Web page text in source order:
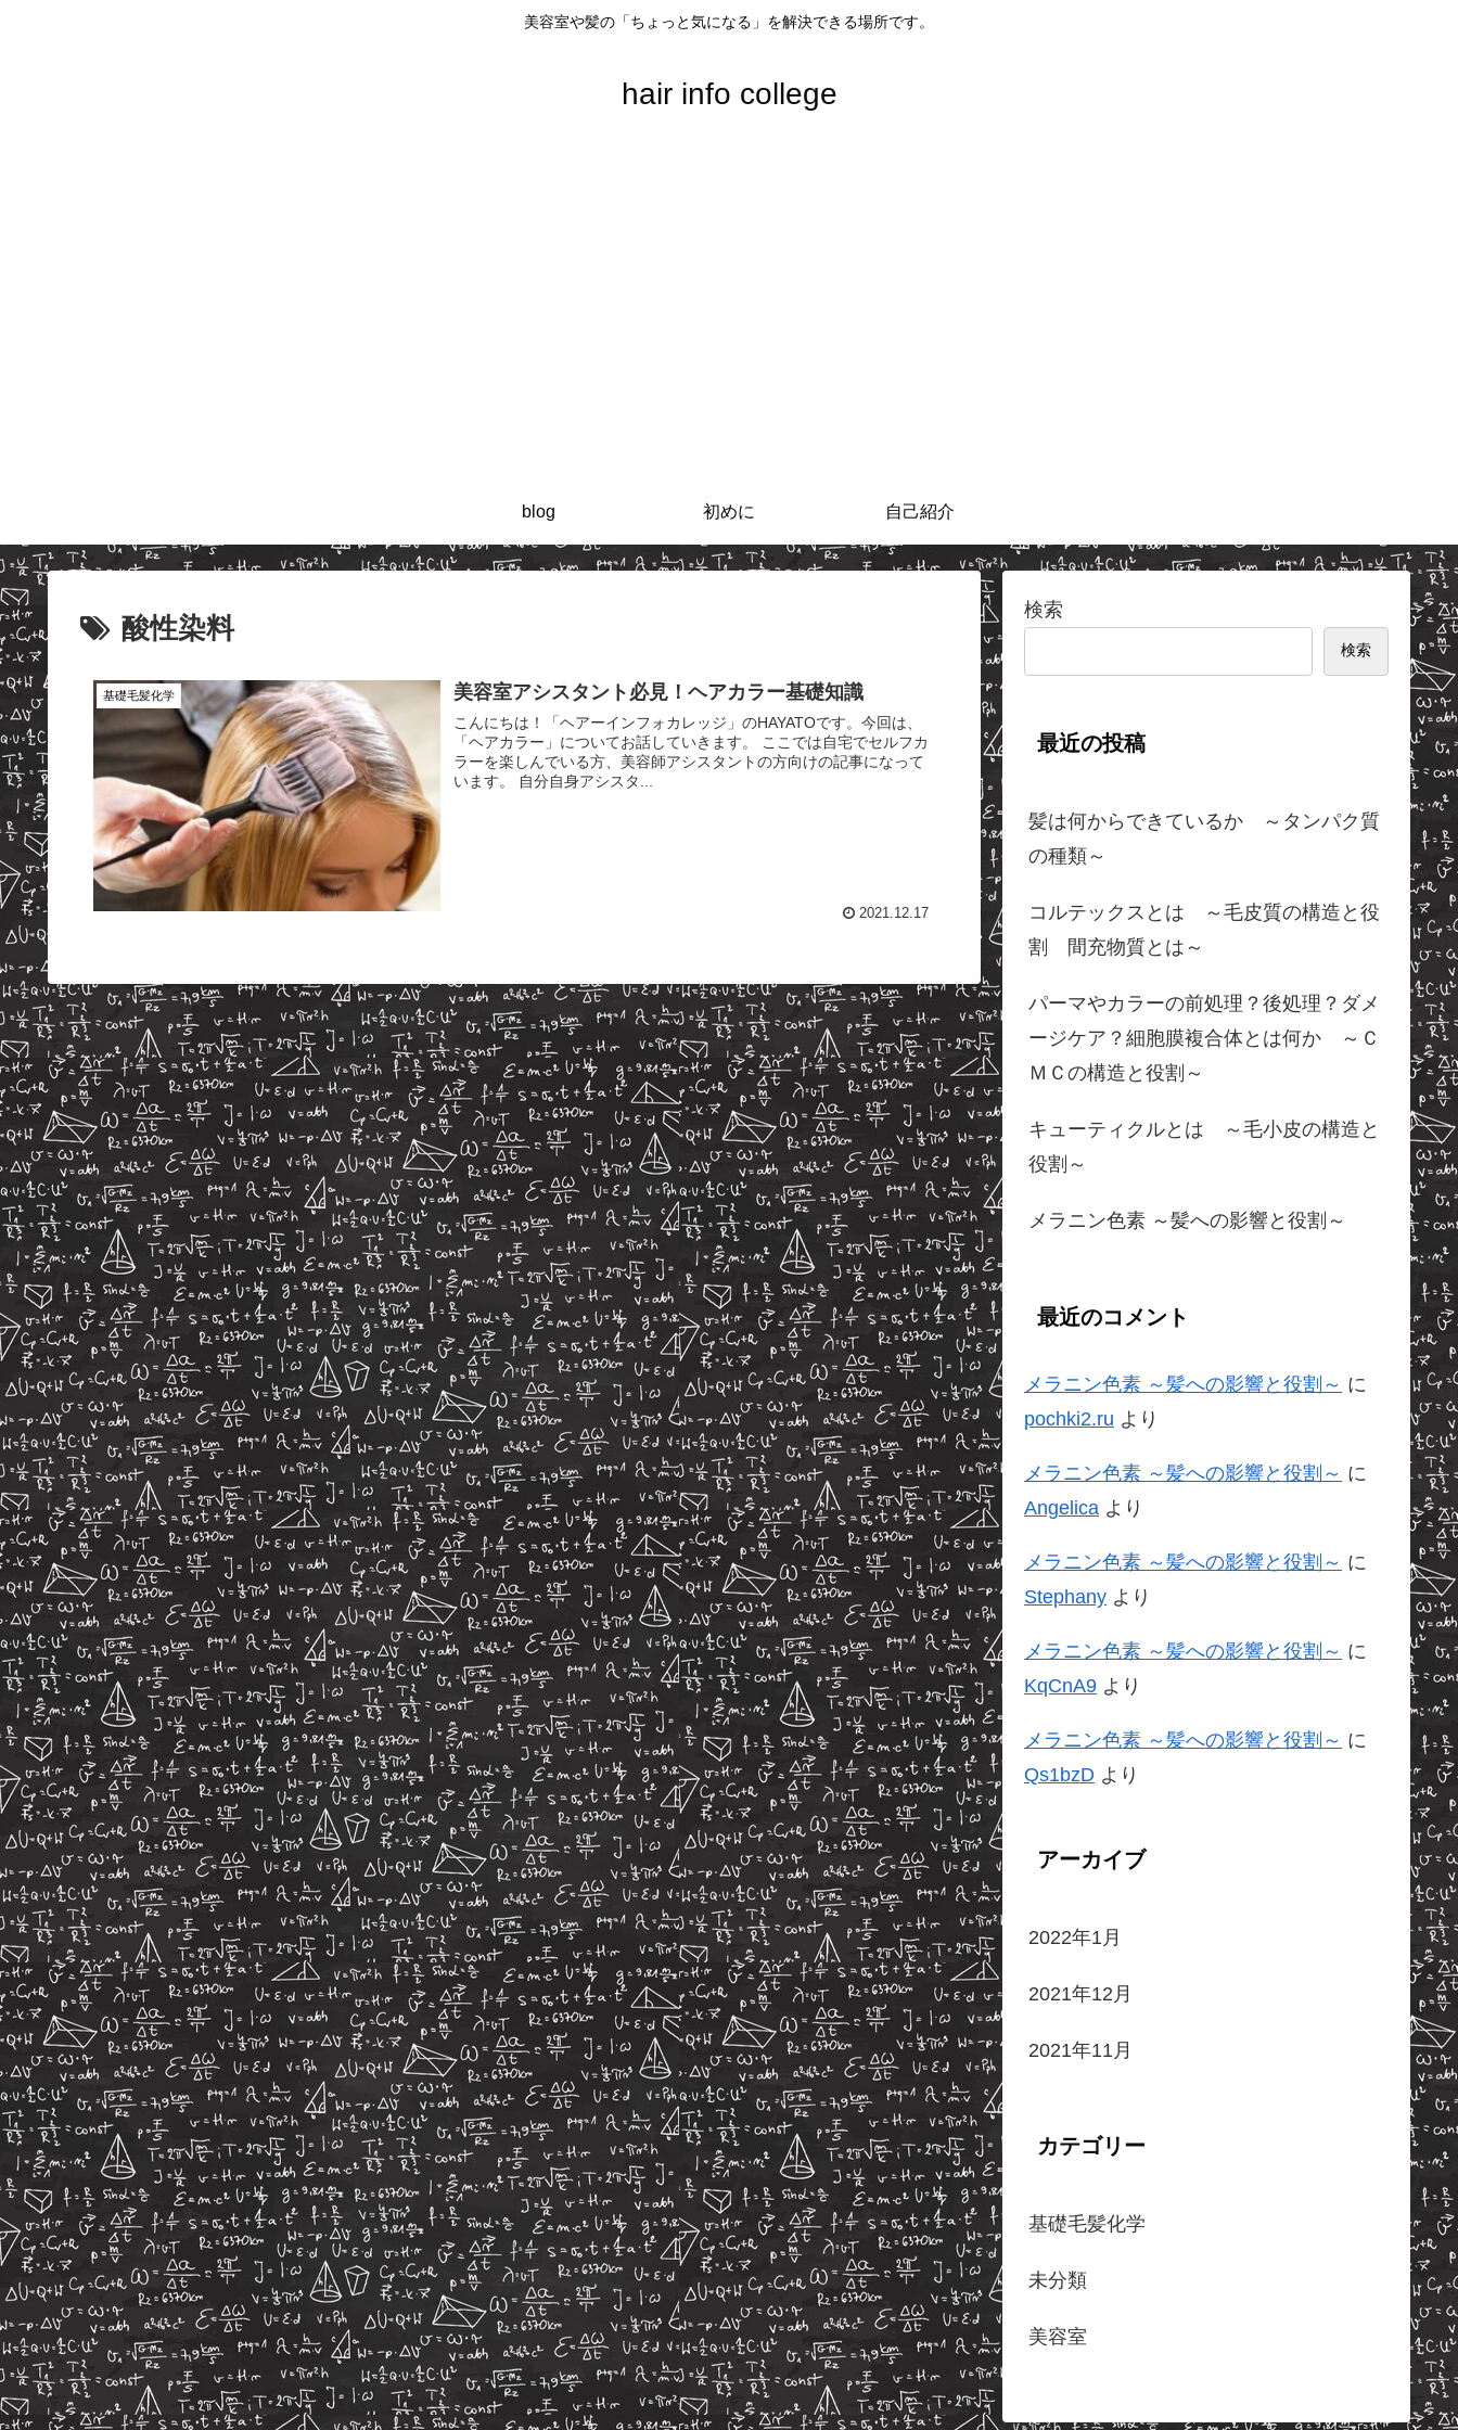
美容室や髪の「ちょっと気になる」を解決できる場所です。
hair info college
blog 初めに 自己紹介
酸性染料
基礎毛髪化学 美容室アシスタント必見！ヘアカラー基礎知識
こんにちは！「ヘアーインフォカレッジ」のHAYATOです。今回は、
「ヘアカラー」についてお話していきます。 ここでは自宅でセルフカ
ラーを楽しんでいる方、美容師アシスタントの方向けの記事になって
います。 自分自身アシスタ...
2021.12.17
検索
検索
最近の投稿
髪は何からできているか ～タンパク質
の種類～
コルテックスとは ～毛皮質の構造と役
割 間充物質とは～
パーマやカラーの前処理？後処理？ダメ
ージケア？細胞膜複合体とは何か ～Ｃ
ＭＣの構造と役割～
キューティクルとは ～毛小皮の構造と
役割～
メラニン色素 ～髪への影響と役割～
最近のコメント
メラニン色素 ～髪への影響と役割～ に
pochki2.ru より
メラニン色素 ～髪への影響と役割～ に
Angelica より
メラニン色素 ～髪への影響と役割～ に
Stephany より
メラニン色素 ～髪への影響と役割～ に
KqCnA9 より
メラニン色素 ～髪への影響と役割～ に
Qs1bzD より
アーカイブ
2022年1月
2021年12月
2021年11月
カテゴリー
基礎毛髪化学
未分類
美容室